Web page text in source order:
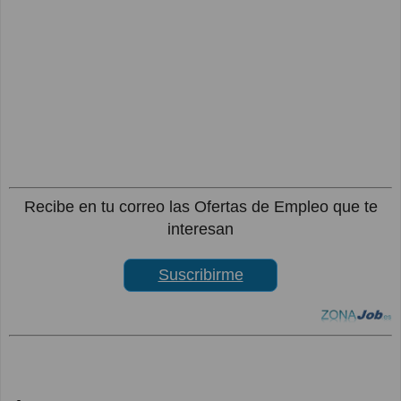
Recibe en tu correo las Ofertas de Empleo que te
interesan
Suscribirme